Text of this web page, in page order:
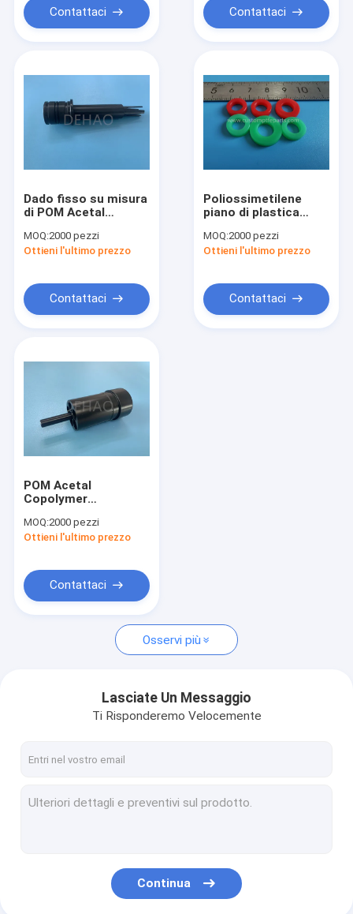
CNC che lavora le parti a macchina di plastica
la sbirciata i pezzi meccanici
PTFE ha espulso barretta
PTFE modificato
Ultem PEI
Parti di PVDF
PCTFE Kel F
Micro plastica della muffa
Contattaci Contattaci
Dado fisso su misura
di POM Acetal
Sleeve
MOQ:2000 pezzi
Ottieni l'ultimo prezzo
Contattaci
Poliossimetilene
piano di plastica
Bushing della
rondella
MOQ:2000 pezzi
Ottieni l'ultimo prezzo
Contattaci
POM Acetal
Copolymer
su misura
MOQ:2000 pezzi
Ottieni l'ultimo prezzo
Contattaci
Osservi più
Lasciate Un Messaggio
Ti Risponderemo Velocemente
Continua